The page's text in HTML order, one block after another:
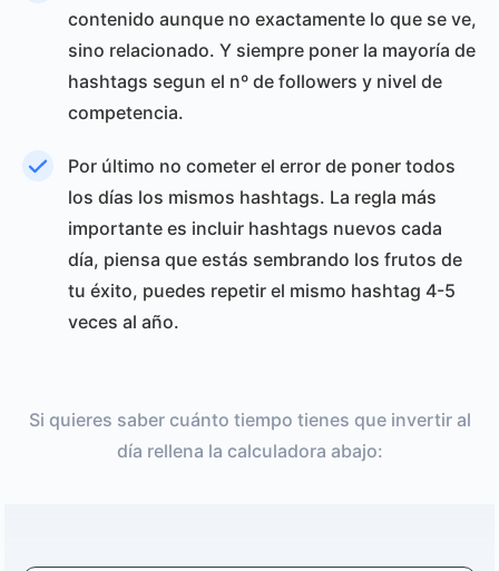
contenido aunque no exactamente lo que se ve,
sino relacionado. Y siempre poner la mayoría de
hashtags segun el nº de followers y nivel de
competencia.
Por último no cometer el error de poner todos
los días los mismos hashtags. La regla más
importante es incluir hashtags nuevos cada
día, piensa que estás sembrando los frutos de
tu éxito, puedes repetir el mismo hashtag 4-5
veces al año.
Si quieres saber cuánto tiempo tienes que invertir al
día rellena la calculadora abajo: